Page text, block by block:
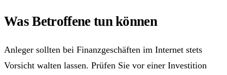
Was Betroffene tun können
Anleger sollten bei Finanzgeschäften im Internet stets
Vorsicht walten lassen. Prüfen Sie vor einer Investition